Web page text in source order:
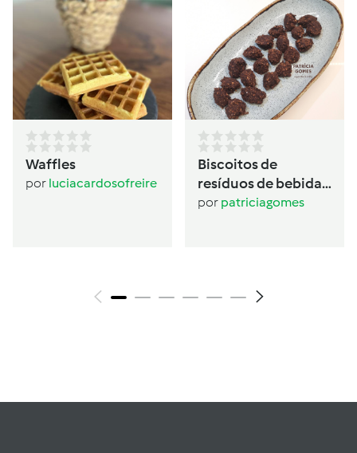
Waffles
por luciacardosofreire
Biscoitos de
resíduos de bebida
de aveia
por patriciagomes